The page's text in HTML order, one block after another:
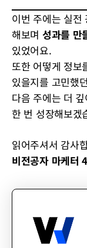
이번 주에는 실전
해보며 성과를 만
있었어요.
또한 어떻게 정보
있을지를 고민했
다음 주에는 더
한 번 성장해보겠
읽어주셔서 감사
비전공자 마케터